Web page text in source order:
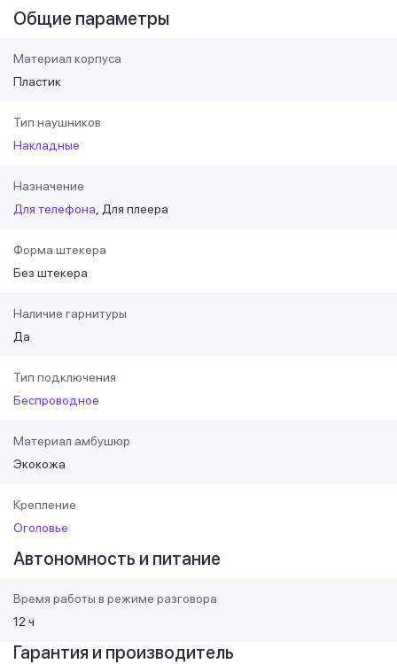
Общие параметры
Материал корпуса
Пластик
Тип наушников
Накладные
Назначение
Для телефона
Для плеера
Форма штекера
Без штекера
Наличие гарнитуры
Да
Тип подключения
Беспроводное
Материал амбушюр
Экокожа
Крепление
Оголовье
Автономность и питание
Время работы в режиме разговора
12 ч
Гарантия и производитель